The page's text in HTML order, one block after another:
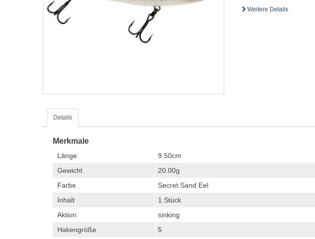
Weitere Details
Details
Merkmale
Länge
9.50cm
Gewicht
20.00g
Farbe
Secret Sand Eel
Inhalt
1 Stück
Aktion
sinking
Hakengröße
5